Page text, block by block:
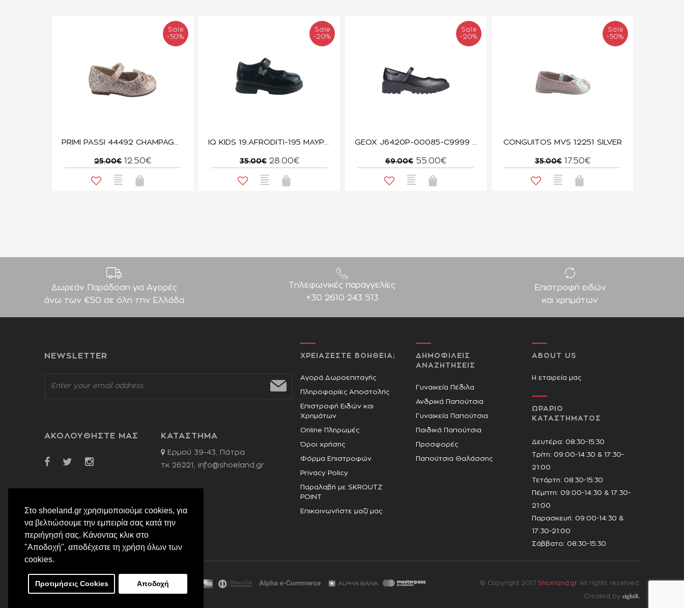
Στο shoeland.gr χρησιμοποιούμε cookies, για
να βελτιώσουμε την εμπειρία σας κατά την
περιήγησή σας. Κάνοντας κλικ στο
"Αποδοχή", αποδέχεστε τη χρήση όλων των
cookies.
Προτιμήσεις Cookies Αποδοχή
Sale
-50%
25.00€ 12.50€
Sale
-20%
35.00€ 28.00€
Sale
-20%
69.00€ 55.00€
Sale
-50%
CONGUITOS MVS 12251 SILVER
35.00€ 17.50€
Δωρεάν Παράδοση για Aγορές
άνω των €50 σε όλη την Ελλάδα
Τηλεφωνικές παραγγελίες
+30 2610 243 513
Επιστροφή ειδών
και χρημάτων
NEWSLETTER
ΑΚΟΛΟΥΘΗΣΤΕ ΜΑΣ ΚΑΤΑΣΤΗΜΑ
Ερμού 39-43, Πάτρα
τκ 26221, info@shoeland.gr
ΧΡΕΙΑΖΕΣΤΕ ΒΟΗΘΕΙΑ;
Αγορά Δωροεπιταγής
Πληροφορίες Αποστολής
Επιστροφή Ειδών και
Χρημάτων
Online Πληρωμές
Όροι χρήσης
Φόρμα Επιστροφών
Privacy Policy
Παραλαβή με SKROUTZ
POINT
Επικοινωνήστε μαζί μας
ΔΗΜΟΦΙΛΕΙΣ
ΑΝΑΖΗΤΗΣΕΙΣ
Γυναικεία Πέδιλα
Ανδρικά Παπούτσια
Γυναικεία Παπούτσια
Παιδικά Παπούτσια
Προσφορές
Παπούτσια Θαλάσσης
ABOUT US
Η εταιρεία μας
ΩΡΑΡΙΟ
ΚΑΤΑΣΤΗΜΑΤΟΣ
Δευτέρα: 08:30-15:30
Τρίτη: 09:00-14:30 & 17:30-
21:00
Τετάρτη: 08:30-15:30
Πέμπτη: 09:00-14:30 & 17:30-
21:00
Παρασκευή: 09:00-14:30 &
17:30-21:00
Σάββατο: 08:30-15:30
© Copyright 2017 Shoeland.gr. All rights reserved.
Created by eight8.